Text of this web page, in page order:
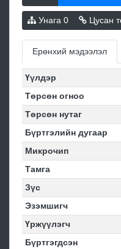
Унага 0 Цусан
Ерөнхий мэдээлэл
Үүлдэр
Төрсөн огноо
Төрсөн нутаг
Бүртгэлийн дугаар
Микрочип
Тамга
Зүс
Эзэмшигч
Үржүүлэгч
Бүртгэгдсэн